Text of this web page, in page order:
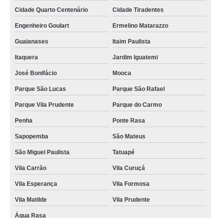
Cidade Quarto Centenário Cidade Tiradentes
Engenheiro Goulart Ermelino Matarazzo
Guaianases Itaim Paulista
Itaquera Jardim Iguatemi
José Bonifácio Mooca
Parque São Lucas Parque São Rafael
Parque Vila Prudente Parque do Carmo
Penha Ponte Rasa
Sapopemba São Mateus
São Miguel Paulista Tatuapé
Vila Carrão Vila Curuçá
Vila Esperança Vila Formosa
Vila Matilde Vila Prudente
Água Rasa